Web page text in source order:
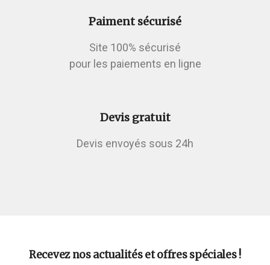
Paiment sécurisé
Site 100% sécurisé
pour les paiements en ligne
Devis gratuit
Devis envoyés sous 24h
Recevez nos actualités et offres spéciales !